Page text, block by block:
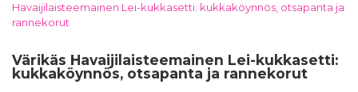
Havaijilaisteemainen Lei-kukkasetti: kukkaköynnös, otsapanta ja
rannekorut
Värikäs Havaijilaisteemainen Lei-kukkasetti:
kukkaköynnös, otsapanta ja rannekorut